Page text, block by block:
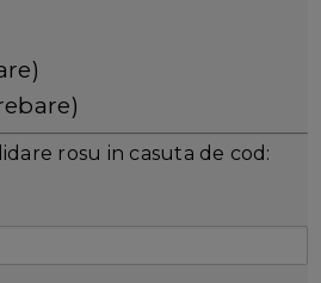
rosu in casuta de cod: